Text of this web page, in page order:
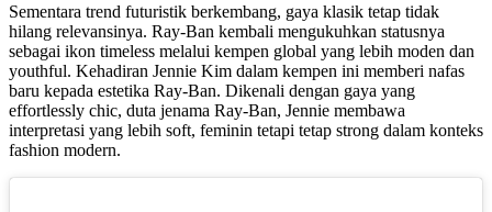
Sementara trend futuristik berkembang, gaya klasik tetap tidak
hilang relevansinya. Ray-Ban kembali mengukuhkan statusnya
sebagai ikon timeless melalui kempen global yang lebih moden dan
youthful. Kehadiran Jennie Kim dalam kempen ini memberi nafas
baru kepada estetika Ray-Ban. Dikenali dengan gaya yang
effortlessly chic, duta jenama Ray-Ban, Jennie membawa
interpretasi yang lebih soft, feminin tetapi tetap strong dalam konteks
fashion modern.